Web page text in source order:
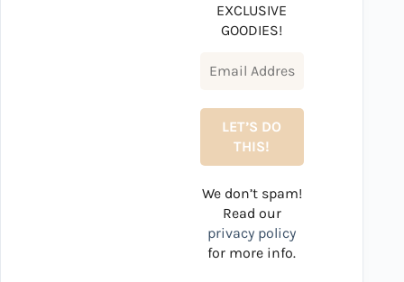
EXCLUSIVE
GOODIES!
We don’t spam!
Read our
privacy policy
for more info.